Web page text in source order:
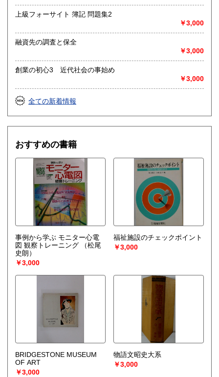
上級フォーサイト 簿記 問題集2
￥3,000
融資先の調査と保全
￥3,000
創業の初心3 近代社会の事始め
￥3,000
全ての新着情報
おすすめの書籍
事例から学ぶ モニター心電
図 観察トレーニング
（松尾
史朗）
￥3,000
福祉施設のチェックポイント
￥3,000
BRIDGESTONE MUSEUM
OF ART
￥3,000
物語文昭史大系
￥3,000